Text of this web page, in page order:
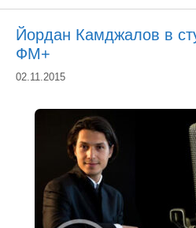
Йордан Камджалов в
ФМ+
02.11.2015